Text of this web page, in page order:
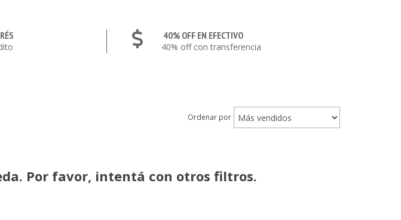
40% OFF EN EFECTIVO
40% off con transferencia
Ordenar por
Por favor, intentá con otros filtros.